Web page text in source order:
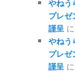
やねう
プレゼ
謹呈 に
やねう
プレゼ
謹呈 に